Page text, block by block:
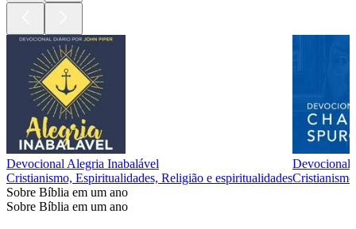
Devocional Alegria Inabalável
Cristianismo, Espiritualidades, Religião e espiritualidades
Devocional
Sobre Bíblia em um ano
Sobre Bíblia em um ano